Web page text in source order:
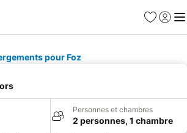
Favoris
Se
pour Foz
Personnes et chambres
2 personnes, 1 chambre